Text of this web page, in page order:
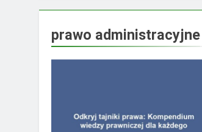
prawo administracyjne